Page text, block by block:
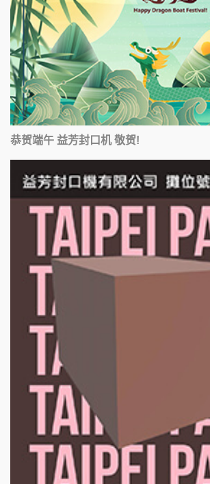
恭贺端午 益芳封口机 敬贺!